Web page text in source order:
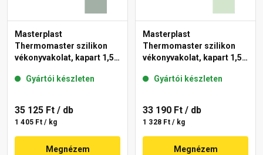
Masterplast
Thermomaster szilikon
vékonyvakolat, kapart 1,5
Gyártói készleten
35 125 Ft / db
1 405 Ft / kg
Megnézem
Masterplast
Thermomaster szilikon
vékonyvakolat, kapart 1,5
Gyártói készleten
33 190 Ft / db
1 328 Ft / kg
Megnézem